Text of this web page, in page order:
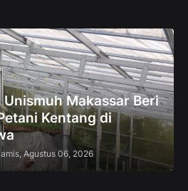
Makassar Beri
Kentang di
Agustus 06, 2026